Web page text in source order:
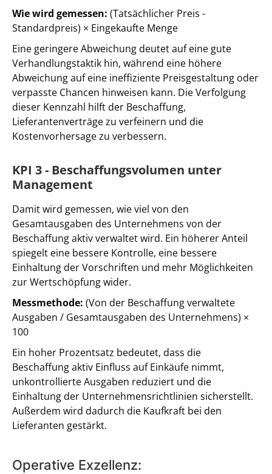
Wie wird gemessen: (Tatsächlicher Preis -
Standardpreis) × Eingekaufte Menge
Eine geringere Abweichung deutet auf eine gute
Verhandlungstaktik hin, während eine höhere
Abweichung auf eine ineffiziente Preisgestaltung oder
verpasste Chancen hinweisen kann. Die Verfolgung
dieser Kennzahl hilft der Beschaffung,
Lieferantenverträge zu verfeinern und die
Kostenvorhersage zu verbessern.
KPI 3 - Beschaffungsvolumen unter
Management
Damit wird gemessen, wie viel von den
Gesamtausgaben des Unternehmens von der
Beschaffung aktiv verwaltet wird. Ein höherer Anteil
spiegelt eine bessere Kontrolle, eine bessere
Einhaltung der Vorschriften und mehr Möglichkeiten
zur Wertschöpfung wider.
Messmethode: (Von der Beschaffung verwaltete
Ausgaben / Gesamtausgaben des Unternehmens) ×
100
Ein hoher Prozentsatz bedeutet, dass die
Beschaffung aktiv Einfluss auf Einkäufe nimmt,
unkontrollierte Ausgaben reduziert und die
Einhaltung der Unternehmensrichtlinien sicherstellt.
Außerdem wird dadurch die Kaufkraft bei den
Lieferanten gestärkt.
Operative Exzellenz: